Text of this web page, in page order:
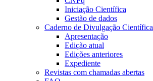
Iniciação Científica
Gestão de dados
Caderno de Divulgação Científica
Apresentação
Edição atual
Edições anteriores
Expediente
Revistas com chamadas abertas